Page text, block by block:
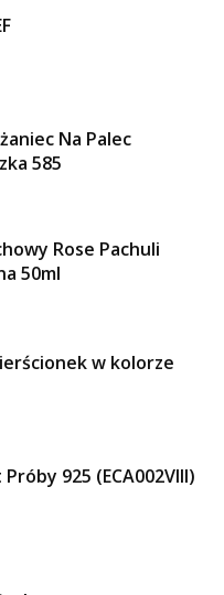
Na Palec
585
Rose Pachuli
50ml
w kolorze
925 (ECA002VIII)